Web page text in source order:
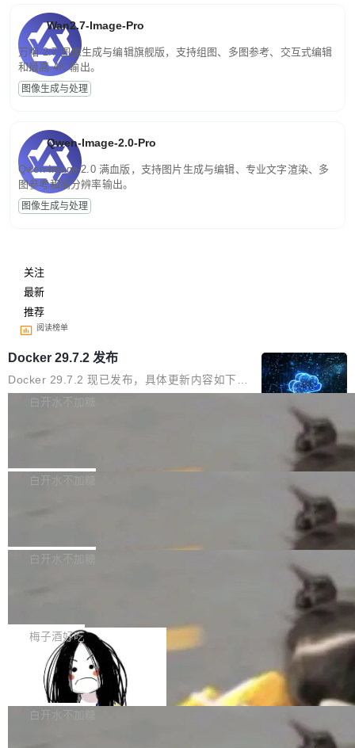
Wan2.7-Image-Pro
万相 2.7 图像生成与编辑旗舰版，支持组图、多图参考、交互式编辑
和最高 4K 输出。
图像生成与处理
Qwen-Image-2.0-Pro
Qwen-Image-2.0 满血版，支持图片生成与编辑、专业文字渲染、多
图参考和高分辨率输出。
图像生成与处理
关注
最新
推荐
阅读榜单
Docker 29.7.2 发布
Docker 29.7.2 现已发布，具体更新内容如下：
Bug fixes and enhancements 修复多次传递同
一个回归问题，该问题导致拉取镜像时会拒绝包
题，该问题可能导致在旧版 Linux 内核...
白开水不加糖
e 孵化器项目管理委员会（IPMC）投票中获得
P）！这一里程碑不仅标志着 Fluss 迈入新的发
白开水不加糖
长期停止内容更新，未能实现其作为“AI版维基百
提交的编辑请求也长期处于待处理状态。 Groki
pedia 于去年底上线，定位为由人工智能生成内
容的百科平台，被马斯克视为传统众包百科网站
维基百科的替代方案。Lawfare 调查发现，无论
热门页面还是低关注度页面，均未出现近期更
白开水不加糖
是这样的：配 MessageSource 的 Bean、写 R
eloadableResourceBundleMessageSource、
声明 LocaleResolver、注册 LocaleChangeInt
erceptor…五六步之后才能看到第一行翻译文
本。 Solon 换了个方式。整个 i18n 模块围绕三
梅子酒好吃
Apache Doris 4.1 全面增强 Iceberg：
支持 UPDATE、MERGE INTO 与 Iceb
erg V3
Apache Doris 4.1 要补齐的，正是缺失的那一
半。在已有查询能力的基础上，Doris 进一步支
白开水不加糖